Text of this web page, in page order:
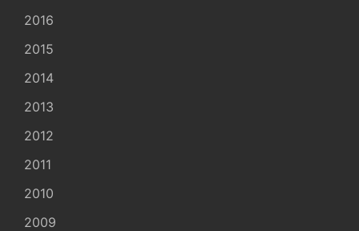
2016
2015
2014
2013
2012
2011
2010
2009